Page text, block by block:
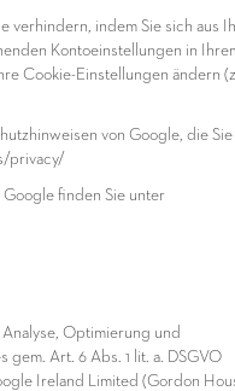
verhindern, indem Sie sich aus
Kontoeinstellungen in
Cookie-Einstellungen ändern
von Google, die
privacy/
finden Sie unter
Optimierung und
Art. 6 Abs. 1 lit. a. DSGVO
Ireland Limited (Gordon